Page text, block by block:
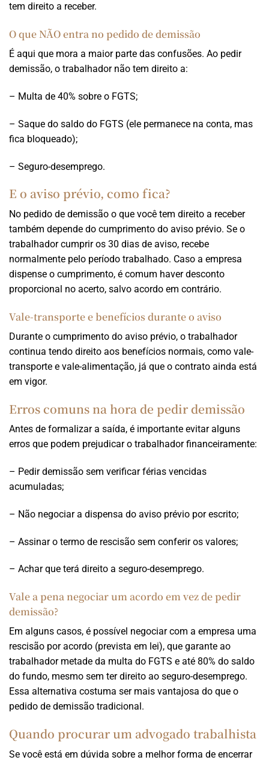
tem direito a receber.
O que NÃO entra no pedido de demissão
É aqui que mora a maior parte das confusões. Ao pedir
demissão, o trabalhador não tem direito a:
– Multa de 40% sobre o FGTS;
– Saque do saldo do FGTS (ele permanece na conta, mas
fica bloqueado);
– Seguro-desemprego.
E o aviso prévio, como fica?
No pedido de demissão o que você tem direito a receber
também depende do cumprimento do aviso prévio. Se o
trabalhador cumprir os 30 dias de aviso, recebe
normalmente pelo período trabalhado. Caso a empresa
dispense o cumprimento, é comum haver desconto
proporcional no acerto, salvo acordo em contrário.
Vale-transporte e benefícios durante o aviso
Durante o cumprimento do aviso prévio, o trabalhador
continua tendo direito aos benefícios normais, como vale-
transporte e vale-alimentação, já que o contrato ainda está
em vigor.
Erros comuns na hora de pedir demissão
Antes de formalizar a saída, é importante evitar alguns
erros que podem prejudicar o trabalhador financeiramente:
– Pedir demissão sem verificar férias vencidas
acumuladas;
– Não negociar a dispensa do aviso prévio por escrito;
– Assinar o termo de rescisão sem conferir os valores;
– Achar que terá direito a seguro-desemprego.
Vale a pena negociar um acordo em vez de pedir
demissão?
Em alguns casos, é possível negociar com a empresa uma
rescisão por acordo (prevista em lei), que garante ao
trabalhador metade da multa do FGTS e até 80% do saldo
do fundo, mesmo sem ter direito ao seguro-desemprego.
Essa alternativa costuma ser mais vantajosa do que o
pedido de demissão tradicional.
Quando procurar um advogado trabalhista
Se você está em dúvida sobre a melhor forma de encerrar